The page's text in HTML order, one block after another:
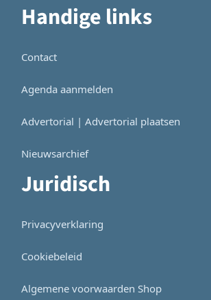
Handige links
Contact
Agenda aanmelden
Advertorial | Advertorial plaatsen
Nieuwsarchief
Juridisch
Privacyverklaring
Cookiebeleid
Algemene voorwaarden Shop